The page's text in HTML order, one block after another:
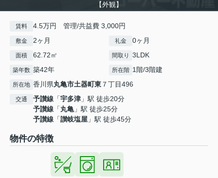
【外観】
賃料 4.5万円 管理/共益費 3,000円
敷金 2ヶ月 礼金 0ヶ月
面積 62.72㎡ 間取り 3LDK
築年数 築42年 所在階 1階/3階建
所在地 香川県丸亀市土器町東 ７丁目496
交通 予讃線 「宇多津 」駅 徒歩20分
予讃線 「丸亀」駅 徒歩25分
予讃線 「讃岐塩屋 」駅 徒歩45分
物件の特徴